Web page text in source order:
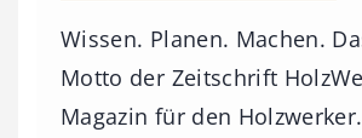
Wissen. Planen. Machen.
Motto der Zeitschrift
Magazin für den Holzwerker.